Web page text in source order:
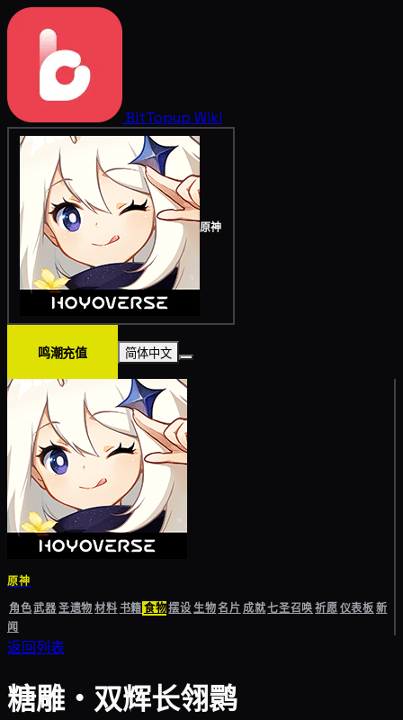
BitTopup Wiki
原神
鸣潮充值 简体中文
原神
角色武器圣遗物材料书籍食物摆设生物名片成就七圣召唤祈愿仪表板新
闻
返回列表
糖雕・双辉长翎鹮